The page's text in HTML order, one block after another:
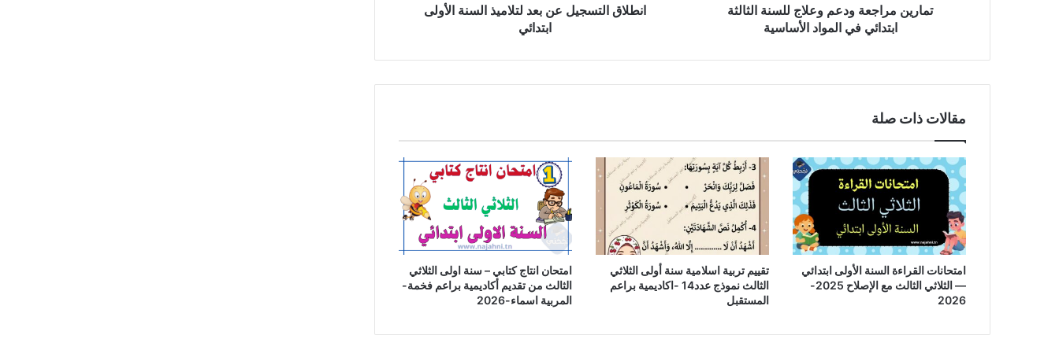
الأساسيةتمارين مراجعة ودعم وعلاج للسنة الثالثة
ابتدائي في المواد الأساسية
انطلاق التسجيل عن بعد لتلاميذ السنة الأولى
ابتدائي
مقالات ذات صلة
امتحانات القراءة السنة الأولى ابتدائي
— الثلاثي الثالث مع الإصلاح 2025-
2026
تقييم تربية اسلامية سنة أولى الثلاثي
الثالث نموذج عدد14 -اكاديمية براعم
المستقبل
امتحان انتاج كتابي – سنة اولى الثلاثي
الثالث من تقديم أكاديمية براعم فخمة-
المربية اسماء-2026